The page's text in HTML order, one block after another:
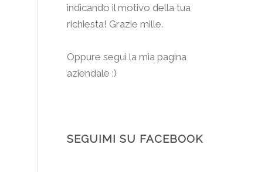
indicando il motivo della tua
richiesta! Grazie mille.
Oppure segui la mia pagina
aziendale :)
SEGUIMI SU FACEBOOK